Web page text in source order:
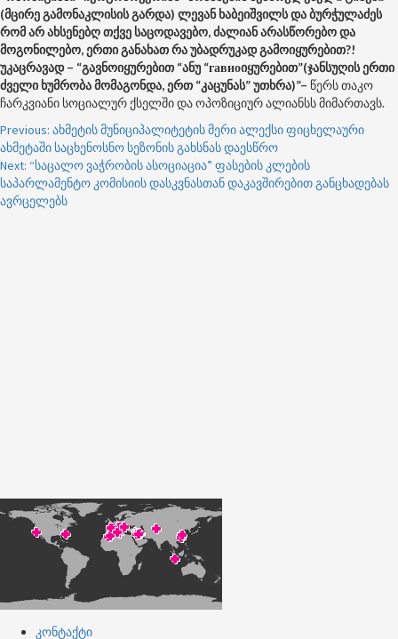
(მცირე გამონაკლისის გარდა) ლევან ხაბეიშვილს და ბურჭულაძეს
რომ არ ახსენებღ თქვე საცოდავებო, ძალიან არასწორებო და
მოგონილებო, ერთი განახათ რა უბადრუკად გამოიყურებით?!
უკაცრავად – “გავნოიყურებით “ანუ “гавноიყურებით”(ჯანსუღის ერთი
ძველი ხუმრობა მომაგონდა, ერთ “კაცუნას” უთხრა)”– წერს თაკო
ჩარკვიანი სოციალურ ქსელში და ოპოზიციურ ალიანსს მიმართავს.
Post
navigation
Previous: ახმეტის მუნიციპალიტეტის მერი ალექსი ფიცხელაური
ახმეტაში საცხენოსნო სეზონის გახსნას დაესწრო
Next: “საცალო ვაჭრობის ასოციაცია” ფასების კლების
საპარლამენტო კომისიის დასკვნასთან დაკავშირებით განცხადებას
ავრცელებს
კონტაქტი